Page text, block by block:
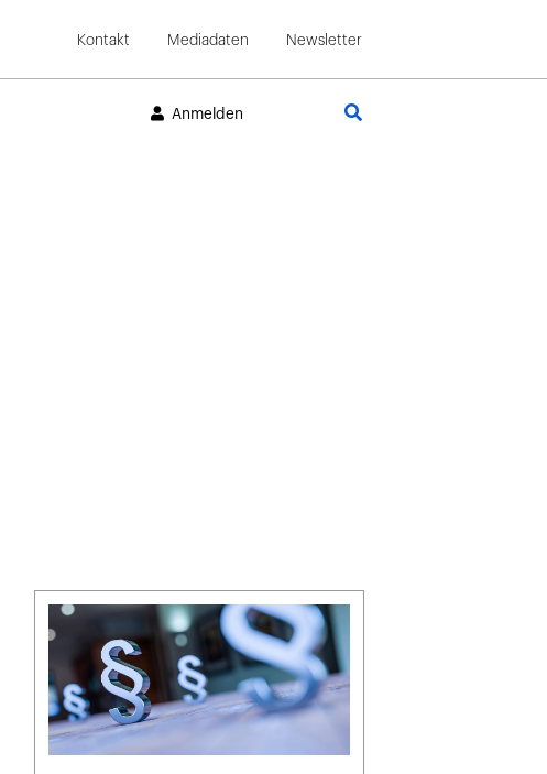
Kontakt Mediadaten Newsletter
Anmelden